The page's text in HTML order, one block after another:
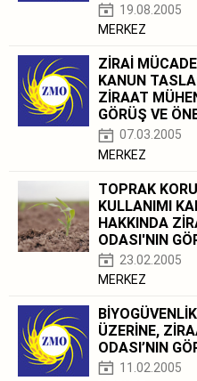
19.08.2005
MERKEZ
ZİRAİ
KANUN
ZİRAAT
GÖRÜŞ VE
07.03.2005
MERKEZ
TOPRAK
KULLANIMI
HAKKINDA
ODASI'NIN
23.02.2005
MERKEZ
ÜZERİNE,
ODASI’NIN
11.02.2005